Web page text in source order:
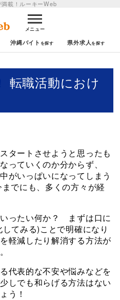
載！ ルーキーWeb
メニュー
沖縄バイト 県外求人
転職活動におけ
タートさせようと思ったも
っていくのか分からず、
がいっぱいになってしまう
でにも、多くの方々が経
ったい何か？ まずは口に
てみる)ことで明確になり
軽減したり解消する方法が
代表的な不安や悩みなどを
しでも和らげる方法はない
う！